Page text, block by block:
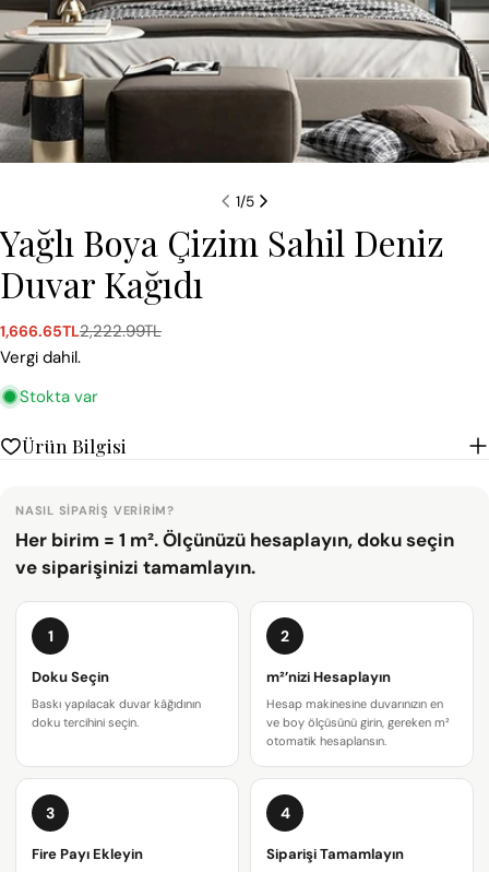
1/5
Yağlı Boya Çizim Sahil Deniz
Duvar Kağıdı
Satış
ücreti
1,666.65TL
Normal
fiyat
2,222.99TL
Vergi dahil.
Stokta var
Ürün Bilgisi
NASIL SIPARIŞ VERIRIM?
Her birim = 1 m². Ölçünüzü hesaplayın, doku seçin
ve siparişinizi tamamlayın.
1
Doku Seçin
Baskı yapılacak duvar kâğıdının
doku tercihini seçin.
2
m²’nizi Hesaplayın
Hesap makinesine duvarınızın en
ve boy ölçüsünü girin, gereken m²
otomatik hesaplansın.
3
Fire Payı Ekleyin
4
Siparişi Tamamlayın
Bir soru sor